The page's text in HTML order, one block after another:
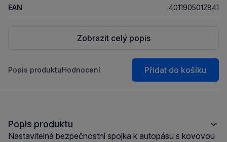
EAN 4011905012841
Zobrazit celý popis
Popis produktuHodnocení Přidat do košíku
Popis produktu
Nastavitelná bezpečnostní spojka k autopásu s kovovou